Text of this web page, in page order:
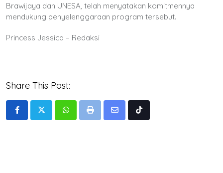
Brawijaya dan UNESA, telah menyatakan komitmennya
mendukung penyelenggaraan program tersebut.
Princess Jessica – Redaksi
Share This Post:
WhatsappPrint
Share
Tiktok